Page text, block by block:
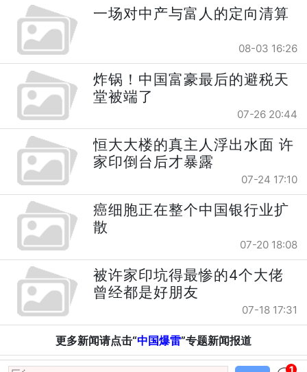
一场对中产与富人的定向清算
08-03 16:26
炸锅！中国富豪最后的避税天
堂被端了
07-26 20:44
恒大大楼的真主人浮出水面 许
家印倒台后才暴露
07-24 17:10
癌细胞正在整个中国银行业扩
散
07-20 18:08
被许家印坑得最惨的4个大佬
曾经都是好朋友
07-18 17:31
更多新闻请点击“中国爆雷”专题新闻报道
1